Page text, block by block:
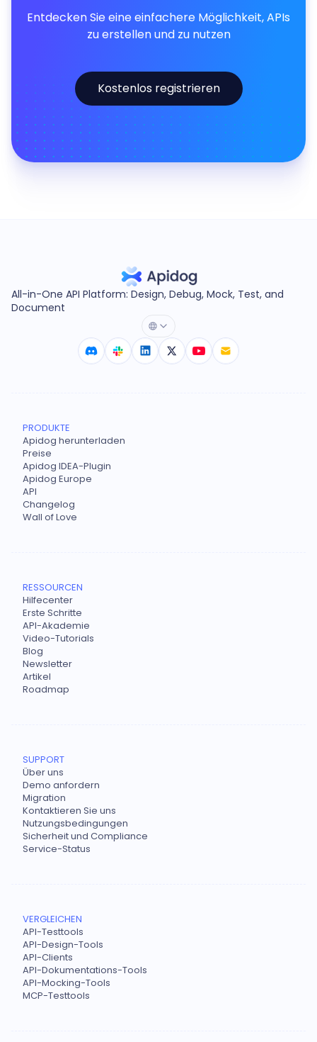
Entdecken Sie eine einfachere Möglichkeit, APIs
zu erstellen und zu nutzen
Kostenlos registrieren
All-in-One API Platform: Design, Debug, Mock, Test, and
Document
PRODUKTE
Apidog herunterladen
Preise
Apidog IDEA-Plugin
Apidog Europe
API
Changelog
Wall of Love
RESSOURCEN
Hilfecenter
Erste Schritte
API-Akademie
Video-Tutorials
Blog
Newsletter
Artikel
Roadmap
SUPPORT
Über uns
Demo anfordern
Migration
Kontaktieren Sie uns
Nutzungsbedingungen
Sicherheit und Compliance
Service-Status
VERGLEICHEN
API-Testtools
API-Design-Tools
API-Clients
API-Dokumentations-Tools
API-Mocking-Tools
MCP-Testtools